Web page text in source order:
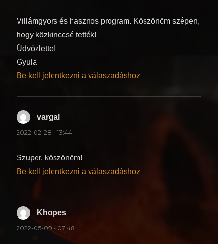
Villámgyors és hasznos program. Köszönöm szépen,
hogy közkinccsé tették!
Üdvözlettel
Gyula
Be kell jelentkezni a válaszadáshoz
vargal
2022-02-28 - 13:44
Szuper, köszönöm!
Be kell jelentkezni a válaszadáshoz
Khopes
2022-05-09 - 07:48